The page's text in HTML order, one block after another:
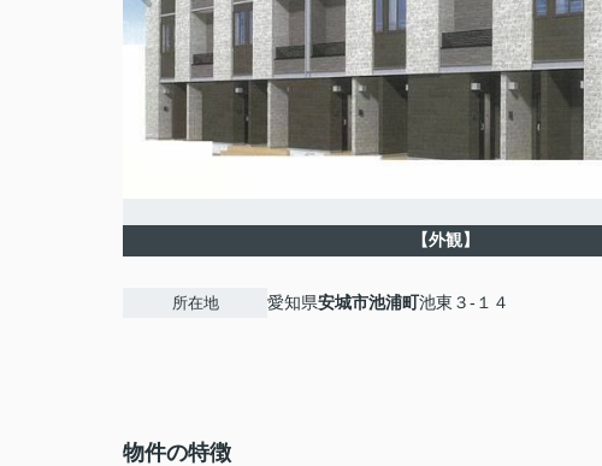
【外観】
所在地 愛知県安城市池浦町池東３-１４
物件の特徴